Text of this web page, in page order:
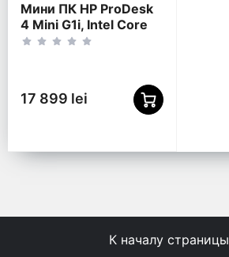
Мини ПК HP ProDesk
4 Mini G1i, Intel Core
Ultra 5 225T,
17 899 lei
К началу страницы